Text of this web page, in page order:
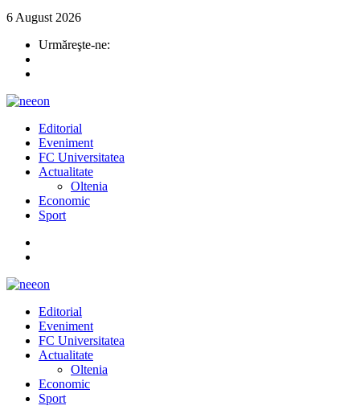
6 August 2026
Urmăreşte-ne:
Editorial
Eveniment
FC Universitatea
Actualitate
Oltenia
Economic
Sport
Editorial
Eveniment
FC Universitatea
Actualitate
Oltenia
Economic
Sport